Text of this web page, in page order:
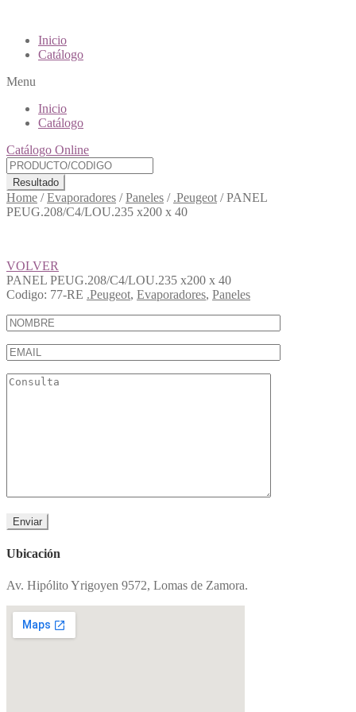
Inicio
Catálogo
Menu
Inicio
Catálogo
Catálogo Online
Resultado
Home /Evaporadores /Paneles / .Peugeot /PANEL
PEUG.208/C4/LOU.235 x200 x 40
VOLVER
PANEL PEUG.208/C4/LOU.235 x200 x 40
Codigo: 77-RE .Peugeot, Evaporadores, Paneles
Ubicación
Av. Hipólito Yrigoyen 9572, Lomas de Zamora.